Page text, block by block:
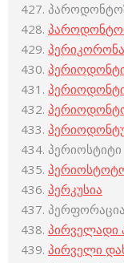
პერიოსტიტი
პერკუსია
პერფორაცია
პირველადი
პირველი